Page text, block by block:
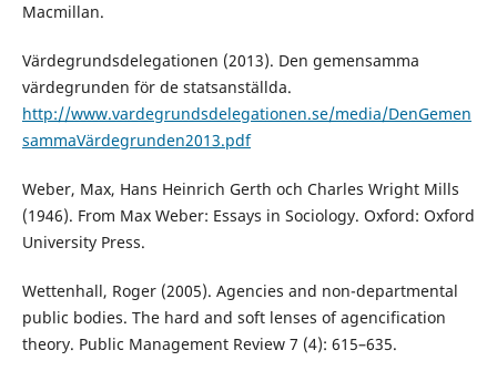
Macmillan.
Värdegrundsdelegationen (2013). Den gemensamma
värdegrunden för de statsanställda.
http://www.vardegrundsdelegationen.se/media/DenGemen
sammaVärdegrunden2013.pdf
Weber, Max, Hans Heinrich Gerth och Charles Wright Mills
(1946). From Max Weber: Essays in Sociology. Oxford: Oxford
University Press.
Wettenhall, Roger (2005). Agencies and non-departmental
public bodies. The hard and soft lenses of agencification
theory. Public Management Review 7 (4): 615–635.